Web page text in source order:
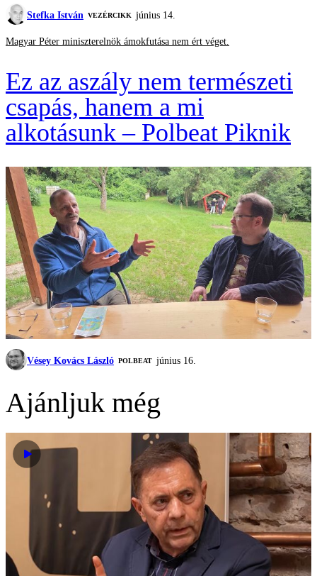
Stefka István VEZÉRCIKK június 14.
Magyar Péter miniszterelnök ámokfutása nem ért véget.
Ez az aszály nem természeti
csapás, hanem a mi
alkotásunk – Polbeat Piknik
Vésey Kovács László ‎POLBEAT június 16.
Ajánljuk még